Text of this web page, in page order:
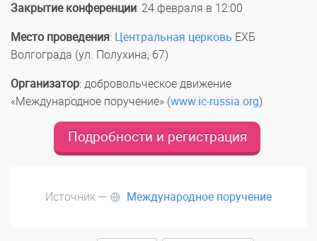
Закрытие конференции: 24 февраля в 12:00
Место проведения: Центральная церковь ЕХБ
Волгограда (ул. Полухина, 67)
Организатор: добровольческое движение
«Международное поручение» (www.ic-russia.org)
Подробности и регистрация
Источник — Международное поручение